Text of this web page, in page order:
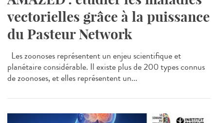
vectorielles grâce à la puissance
du Pasteur Network
Les zoonoses représentent un enjeu scientifique et
planétaire considérable. Il existe plus de 200 types connus
de zoonoses, et elles représentent un...